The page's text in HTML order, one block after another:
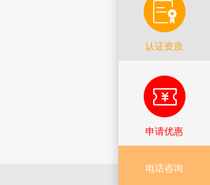
认证资质
申请优惠
电话咨询